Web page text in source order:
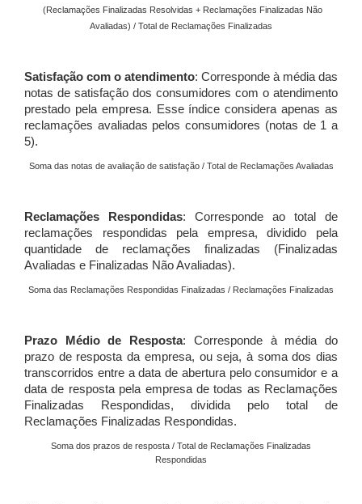
(Reclamações Finalizadas Resolvidas + Reclamações Finalizadas Não
Avaliadas) / Total de Reclamações Finalizadas
Satisfação com o atendimento: Corresponde à média das
notas de satisfação dos consumidores com o atendimento
prestado pela empresa. Esse índice considera apenas as
reclamações avaliadas pelos consumidores (notas de 1 a
5).
Soma das notas de avaliação de satisfação / Total de Reclamações Avaliadas
Reclamações Respondidas: Corresponde ao total de
reclamações respondidas pela empresa, dividido pela
quantidade de reclamações finalizadas (Finalizadas
Avaliadas e Finalizadas Não Avaliadas).
Soma das Reclamações Respondidas Finalizadas / Reclamações Finalizadas
Prazo Médio de Resposta: Corresponde à média do
prazo de resposta da empresa, ou seja, à soma dos dias
transcorridos entre a data de abertura pelo consumidor e a
data de resposta pela empresa de todas as Reclamações
Finalizadas Respondidas, dividida pelo total de
Reclamações Finalizadas Respondidas.
Soma dos prazos de resposta / Total de Reclamações Finalizadas
Respondidas